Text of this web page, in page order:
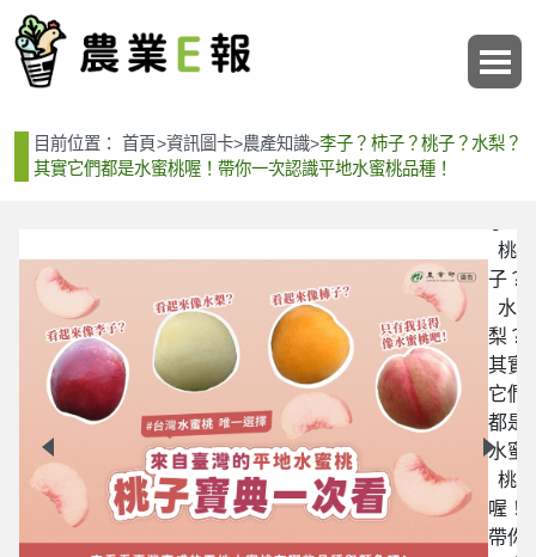
目前位置：首頁>資訊圖卡>農產知識>李子？柿子？桃子？水梨？
其實它們都是水蜜桃喔！帶你一次認識平地水蜜桃品種！
李
桃
子？
水
梨？
其實
它們
都是
水蜜
桃
喔！
帶你